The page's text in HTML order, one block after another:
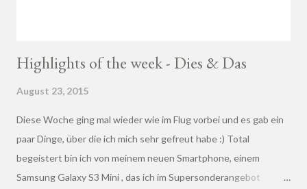
Highlights of the week - Dies & Das
August 23, 2015
Diese Woche ging mal wieder wie im Flug vorbei und es gab ein
paar Dinge, über die ich mich sehr gefreut habe :) Total
begeistert bin ich von meinem neuen Smartphone, einem
Samsung Galaxy S3 Mini , das ich im Supersonderangebot